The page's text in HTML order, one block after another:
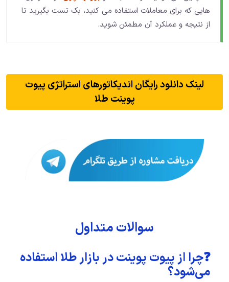
هایی که برای معاملات استفاده می کنید، بک تست بگیرید تا
از نتیجه و عملکرد آن مطمئن شوید.
لینک دانلود رایگان اندیکاتورهای استراتژی پیوت
پوینت طلا
سوالات متداول
❓چرا از پیوت پوینت در بازار طلا استفاده
می‌شود؟